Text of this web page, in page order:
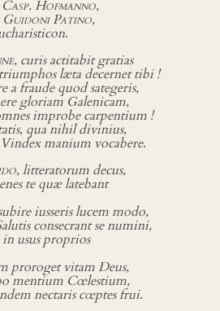
Hofmanno,
Patino,
.
, curis actitabit gratias
læta decernet tibi !
a fraude quod sategeris,
gloriam Galenicam,
improbe carpentium !
qua nihil divinius,
manium vocabere.
, litteratorum decus,
te quæ latebant
iusseris lucem modo,
consecrant se numini,
usus proprios
proroget vitam Deus,
mentium Cœlestium,
nectaris cœptes frui.